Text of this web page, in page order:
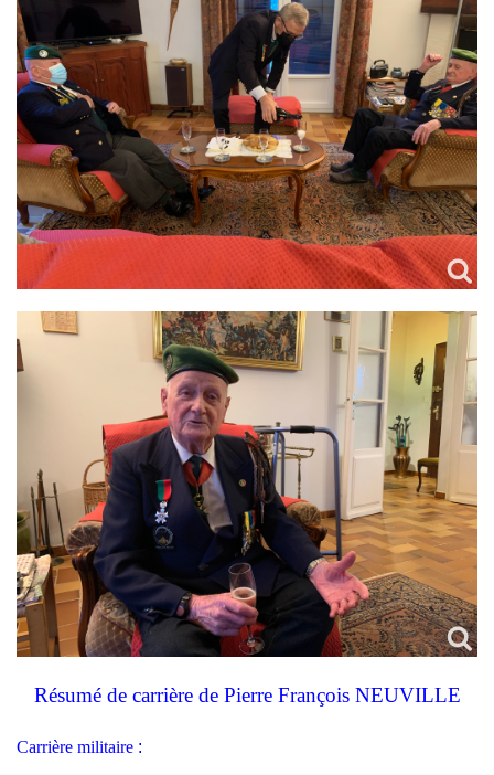
Résumé de carrière de Pierre François NEUVILLE
Carrière militaire :